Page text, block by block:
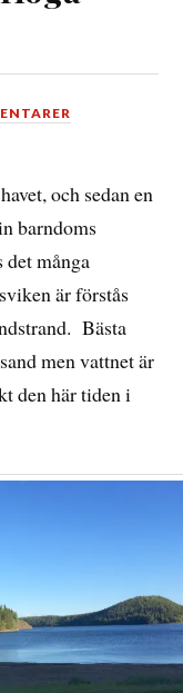
och sedan en
barndoms
många
är förstås
Bästa
men vattnet är
den här tiden i